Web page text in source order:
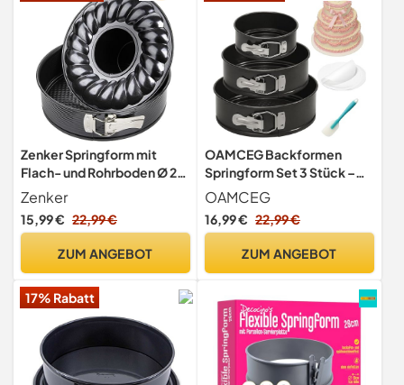
Zenker Springform mit
Flach- und Rohrboden Ø 28
cm BLACK METALLIC,
Backform mit
Antihaftbeschichtung,
mit 2 Böden (Farbe:
Zenker
15,99 € 22,99 €
ZUM ANGEBOT
OAMCEG Backformen
Springform Set 3 Stück –
10cm/18cm/22cm Runde
Kuchenform aus
Kohlenstoffstahl,
Auslaufsicher –
Pergament Backpapier & 1
Silikonspatel
OAMCEG
16,99 € 22,99 €
ZUM ANGEBOT
17% Rabatt